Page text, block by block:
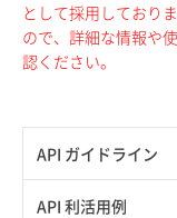
API ガイドライン
APIのご利用について
API 利活用例
として採用しており
ので、詳細な情報や
認ください。